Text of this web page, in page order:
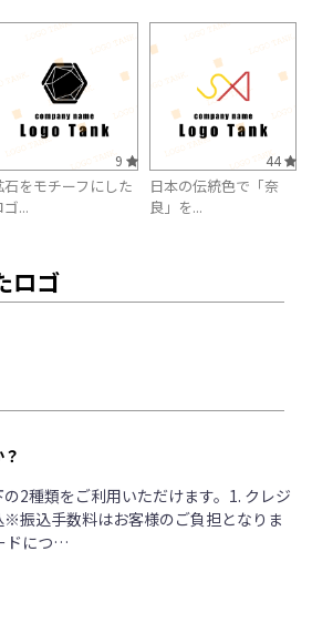
9
石をモチーフにした
ゴ...
44
日本の伝統色で「奈
良」を...
ロゴ
2種類をご利用いただけます。1. クレジ
※振込手数料はお客様のご負担となりま
ドにつ…